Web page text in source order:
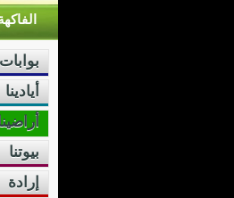
أيادينا
بيوتنا
إرادة